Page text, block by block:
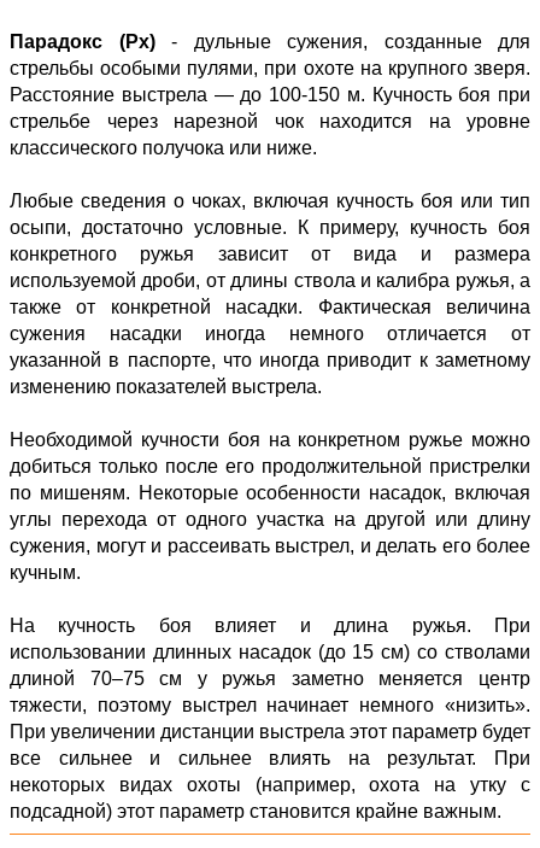
Парадокс (Px)- дульные сужения, созданные для
стрельбы особыми пулями, при охоте на крупного зверя.
Расстояние выстрела — до 100-150 м. Кучность боя при
стрельбе через нарезной чок находится на уровне
классического получока или ниже.
Любые сведения о чоках, включая кучность боя или тип
осыпи, достаточно условные. К примеру, кучность боя
конкретного ружья зависит от вида и размера
используемой дроби, от длины ствола и калибра ружья, а
также от конкретной насадки. Фактическая величина
сужения насадки иногда немного отличается от
указанной в паспорте, что иногда приводит к заметному
изменению показателей выстрела.
Необходимой кучности боя на конкретном ружье можно
добиться только после его продолжительной пристрелки
по мишеням. Некоторые особенности насадок, включая
углы перехода от одного участка на другой или длину
сужения, могут и рассеивать выстрел, и делать его более
кучным.
На кучность боя влияет и длина ружья. При
использовании длинных насадок (до 15 см) со стволами
длиной 70–75 см у ружья заметно меняется центр
тяжести, поэтому выстрел начинает немного «низить».
При увеличении дистанции выстрела этот параметр будет
все сильнее и сильнее влиять на результат. При
некоторых видах охоты (например, охота на утку с
подсадной) этот параметр становится крайне важным.